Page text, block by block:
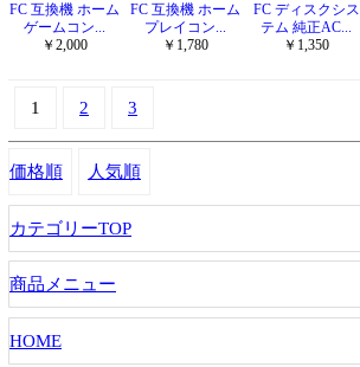
FC 互換機 ホーム
ゲームコン...
￥2,000
FC 互換機 ホーム
プレイコン...
￥1,780
FC ディスクシス
テム 純正AC...
￥1,350
1 2 3
価格順 人気順
カテゴリーTOP
商品メニュー
HOME